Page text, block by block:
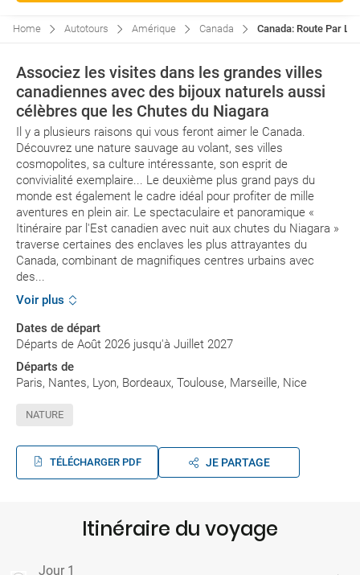
Home Autotours Amérique Canada Canada: Route Par
Associez les visites dans les grandes villes
canadiennes avec des bijoux naturels aussi
célèbres que les Chutes du Niagara
Il y a plusieurs raisons qui vous feront aimer le Canada.
Découvrez une nature sauvage au volant, ses villes
cosmopolites, sa culture intéressante, son esprit de
convivialité exemplaire... Le deuxième plus grand pays du
monde est également le cadre idéal pour profiter de mille
aventures en plein air. Le spectaculaire et panoramique «
Itinéraire par l'Est canadien avec nuit aux chutes du Niagara »
traverse certaines des enclaves les plus attrayantes du
Canada, combinant de magnifiques centres urbains avec
des...
Voir plus
Dates de départ
Départs de Août 2026 jusqu'à Juillet 2027
Départs de
Paris, Nantes, Lyon, Bordeaux, Toulouse, Marseille, Nice
NATURE
TÉLÉCHARGER PDF JE PARTAGE
Itinéraire du voyage
Jour 1